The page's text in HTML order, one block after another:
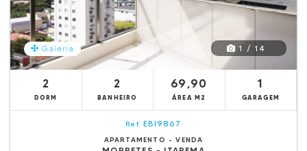
Galeria 1 / 14
2
DORM
2
BANHEIRO
69,90
ÁREA M2
1
GARAGEM
Ref. EBI9867
APARTAMENTO - VENDA